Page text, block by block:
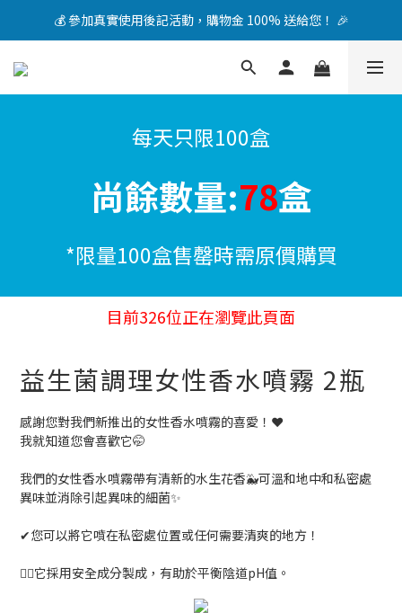
加入 LINE 會員，立即領取 NT$1200 折扣券！🎁
加入 LINE 會員，立即領取 NT$1200 折扣券！🎁
每天只限100盒
尚餘數量:78盒
*限量100盒售罄時需原價購買
目前326位正在瀏覽此頁面
益生菌調理女性香水噴霧 2瓶
感謝您對我們新推出的女性香水噴霧的喜愛！❤️
我就知道您會喜歡它🤭
我們的女性香水噴霧帶有清新的水生花香🐳可溫和地中和私密處
異味並消除引起異味的細菌✨
✔您可以將它噴在私密處位置或任何需要清爽的地方！
🧘‍♀️它採用安全成分製成，有助於平衡陰道pH值。